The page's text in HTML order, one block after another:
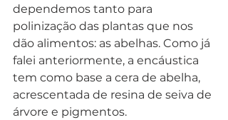
dependemos tanto para
polinização das plantas que nos
dão alimentos: as abelhas. Como já
falei anteriormente, a encáustica
tem como base a cera de abelha,
acrescentada de resina de seiva de
árvore e pigmentos.